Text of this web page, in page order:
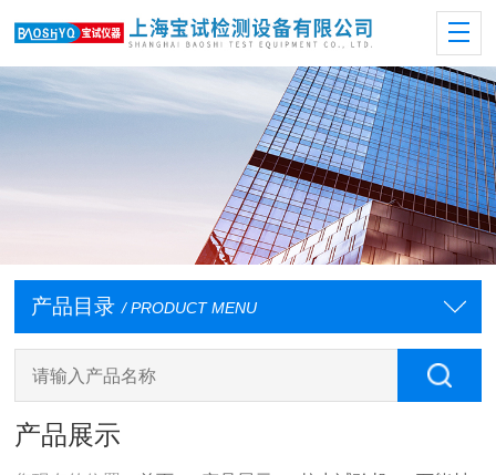
产品目录 / PRODUCT MENU
产品展示